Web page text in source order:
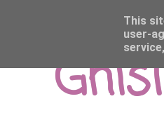
This
user-